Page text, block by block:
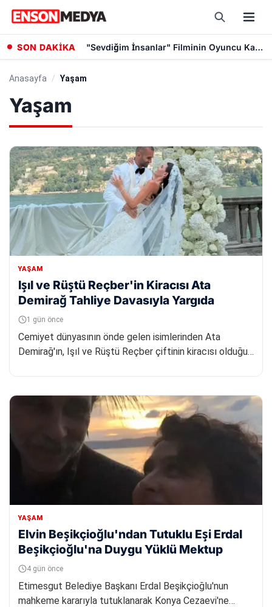
SON DAKİKA "Sevdiğim İnsanlar" Filminin Oyuncu Kadrosuna Altın Palmiye Ödüllü Vlad Ivanov Katıldı
Anasayfa / Yaşam
Yaşam
YAŞAM
Işıl ve Rüştü Reçber'in Kiracısı Ata
Demirağ Tahliye Davasıyla Yargıda
1 gün önce
Cemiyet dünyasının önde gelen isimlerinden Ata
Demirağ'ın, Işıl ve Rüştü Reçber çiftinin kiracısı olduğu
YAŞAM
Elvin Beşikçioğlu'ndan Tutuklu Eşi Erdal
Beşikçioğlu'na Duygu Yüklü Mektup
4 gün önce
Etimesgut Belediye Başkanı Erdal Beşikçioğlu'nun
mahkeme kararıyla tutuklanarak Konya Cezaevi'ne